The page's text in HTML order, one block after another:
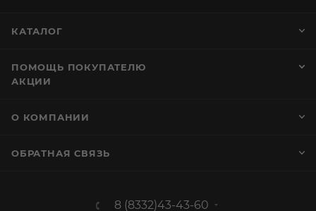
КАТАЛОГ
ПОМОЩЬ ПОКУПАТЕЛЮ
АКЦИИ
О КОМПАНИИ
ОБРАТНАЯ СВЯЗЬ
8 (8332)43-43-60